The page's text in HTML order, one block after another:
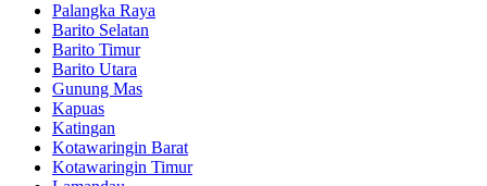
Palangka Raya
Barito Selatan
Barito Timur
Barito Utara
Gunung Mas
Kapuas
Katingan
Kotawaringin Barat
Kotawaringin Timur